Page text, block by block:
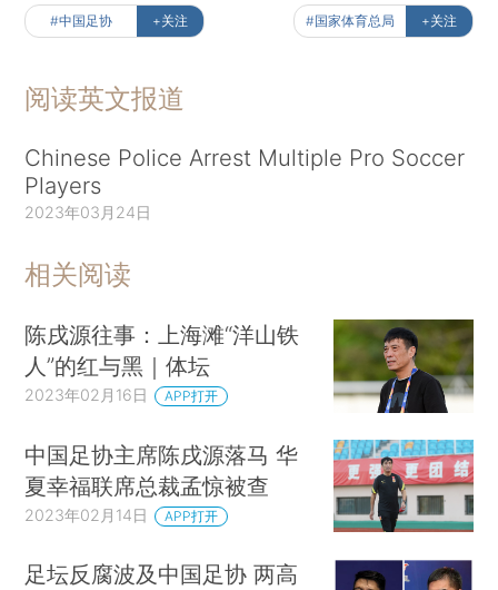
#中国足协 +关注 #国家体育总局 +关注
阅读英文报道
Chinese Police Arrest Multiple Pro Soccer
Players
2023年03月24日
相关阅读
陈戌源往事：上海滩“洋山铁
人”的红与黑｜体坛
2023年02月16日 APP打开
中国足协主席陈戌源落马 华
夏幸福联席总裁孟惊被查
2023年02月14日 APP打开
足坛反腐波及中国足协 两高